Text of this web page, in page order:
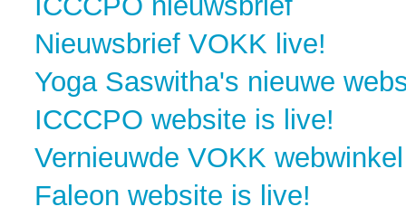
Nieuwsbrief VOKK live!
Yoga Saswitha's nieuwe
ICCCPO website is live!
Vernieuwde VOKK webwinkel
Faleon website is live!